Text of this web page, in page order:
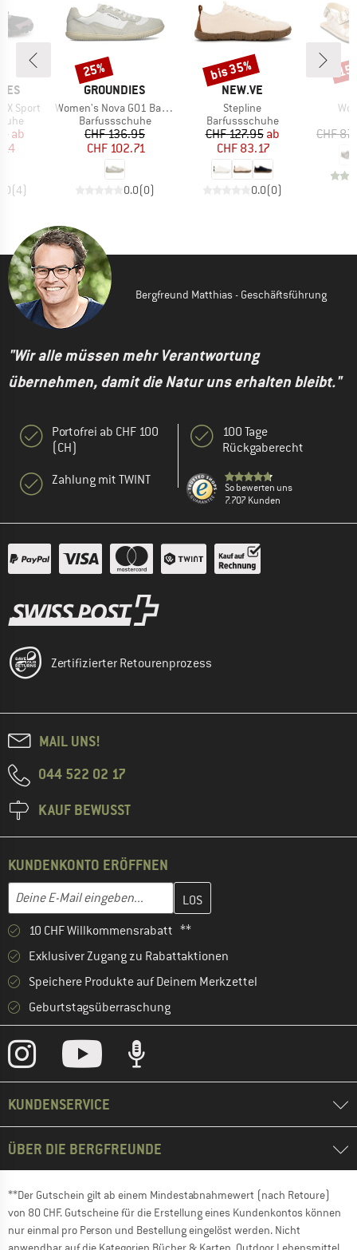
X Sport
Preis
ab
(4)
MARKE
GROUNDIES
Artikel
Women's Nova GO1 Barefoot+
Produktgruppe
Barfussschuhe
Preis
CHF 136.95reduzierter Preis
CHF 102.71
0.0(0)
Rabatt
25%
MARKE
NEW.VE
Artikel
Stepline
Produktgruppe
Barfussschuhe
Preis
CHF 127.95reduzierter Preis
ab
CHF 83.17
0.0(0)
Rabatt
bis 35%
CHF
Bergfreund Matthias - Geschäftsführung
"Wir alle müssen mehr Verantwortung
übernehmen, damit die Natur uns erhalten bleibt."
Portofrei ab CHF 100
(CH)
Zahlung mit TWINT
100 Tage
Rückgaberecht
So bewerten uns
7.707 Kunden
Zertifizierter Retourenprozess
MAIL UNS!
044 522 02 17
KAUF BEWUSST
KUNDENKONTO ERÖFFNEN
E-Mail-Adresse
Gib hier deine E-Mail-Adresse ein und erstelle im nächsten
10 CHF Willkommensrabatt **
Exklusiver Zugang zu Rabattaktionen
Speichere Produkte auf Deinem Merkzettel
Geburtstagsüberraschung
KUNDENSERVICE
ÜBER DIE BERGFREUNDE
**Der Gutschein gilt ab einem Mindestabnahmewert (nach Retoure)
von 80 CHF. Gutscheine für die Erstellung eines Kundenkontos können
nur einmal pro Person und Bestellung eingelöst werden. Nicht